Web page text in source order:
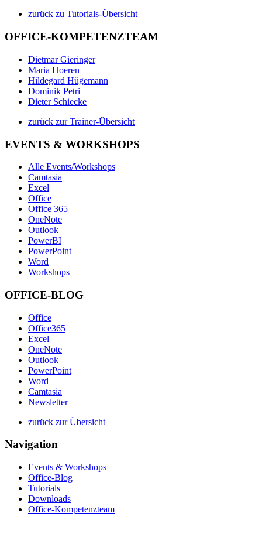
zurück zu Tutorials-Übersicht
OFFICE-KOMPETENZTEAM
Dietmar Gieringer
Maria Hoeren
Hildegard Hügemann
Dominik Petri
Dieter Schiecke
zurück zur Trainer-Übersicht
EVENTS & WORKSHOPS
Alle Events/Workshops
Camtasia
Excel
Office
Office 365
OneNote
Outlook
PowerBI
PowerPoint
Word
Workshops
OFFICE-BLOG
Office
Office365
Excel
OneNote
Outlook
PowerPoint
Word
Camtasia
Newsletter
zurück zur Übersicht
Navigation
Events & Workshops
Office-Blog
Tutorials
Downloads
Office-Kompetenzteam